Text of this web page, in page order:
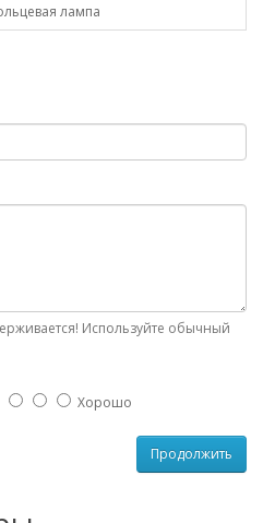
лампа
Используйте обычный
Хорошо
Продолжить